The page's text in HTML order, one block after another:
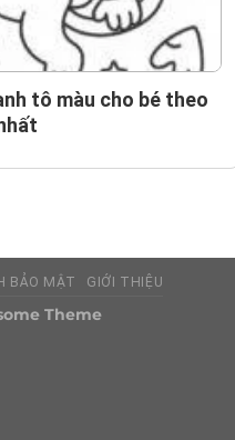
tô màu cho bé theo
BẢO MẬT GIỚI THIỆU
Theme